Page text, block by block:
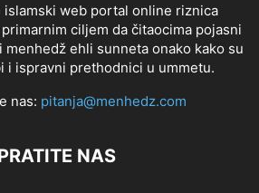
islamski web portal online riznica
ciljem da čitaocima pojasni
ehli sunneta onako kako su
i ispravni prethodnici u ummetu.
nas: pitanja@menhedz.com
NAS